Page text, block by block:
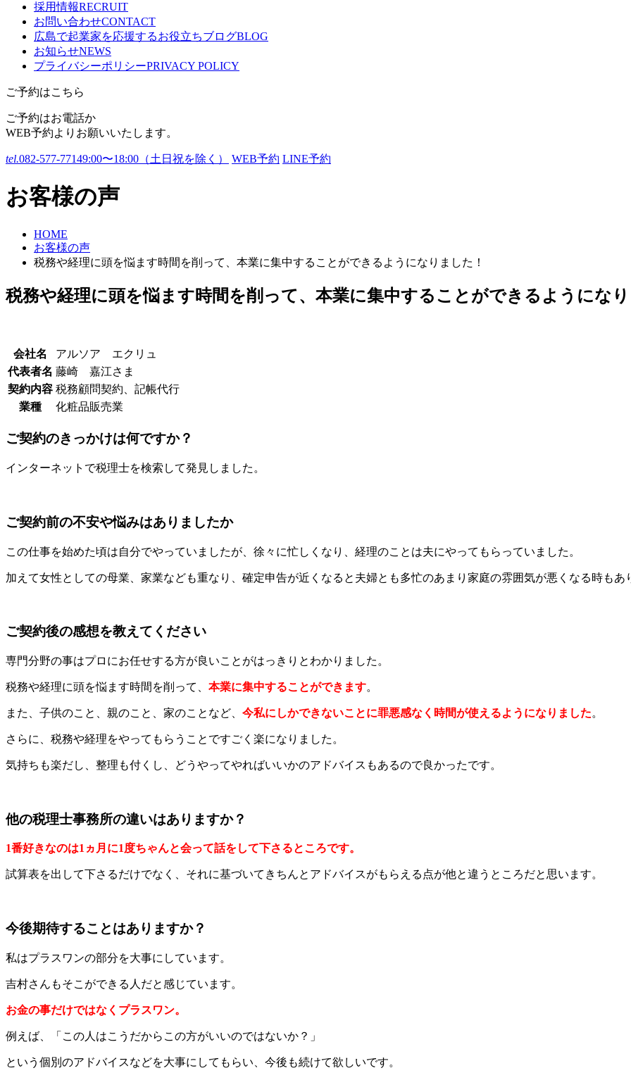
採用情報RECRUIT
お問い合わせCONTACT
広島で起業家を応援するお役立ちブログBLOG
お知らせNEWS
プライバシーポリシーPRIVACY POLICY
ご予約はこちら
ご予約はお電話か
WEB予約よりお願いいたします。
tel.082-577-77149:00〜18:00（土日祝を除く） WEB予約 LINE予約
お客様の声
HOME
お客様の声
税務や経理に頭を悩ます時間を削って、本業に集中することができるようになりました！
税務や経理に頭を悩ます時間を削って、本業に集中することができるようにな
会社名
アルソア エクリュ
代表者名 藤崎 嘉江さま
契約内容 税務顧問契約、記帳代行
業種
化粧品販売業
ご契約のきっかけは何ですか？
インターネットで税理士を検索して発見しました。
ご契約前の不安や悩みはありましたか
この仕事を始めた頃は自分でやっていましたが、徐々に忙しくなり、経理のことは夫にやってもらっていました。
加えて女性としての母業、家業なども重なり、確定申告が近くなると夫婦とも多忙のあまり家庭の雰囲気が悪くなる時もあ
ご契約後の感想を教えてください
専門分野の事はプロにお任せする方が良いことがはっきりとわかりました。
税務や経理に頭を悩ます時間を削って、 本業に集中することができます。
また、子供のこと、親のこと、家のことなど、 今私にしかできないことに罪悪感なく時間が使えるようになりました。
さらに、税務や経理をやってもらうことですごく楽になりました。
気持ちも楽だし、整理も付くし、どうやってやればいいかのアドバイスもあるので良かったです。
他の税理士事務所の違いはありますか？
1番好きなのは1ヵ月に1度ちゃんと会って話をして下さるところです。
試算表を出して下さるだけでなく、それに基づいてきちんとアドバイスがもらえる点が他と違うところだと思います。
今後期待することはありますか？
私はプラスワンの部分を大事にしています。
吉村さんもそこができる人だと感じています。
お金の事だけではなくプラスワン。
例えば、「この人はこうだからこの方がいいのではないか？」
という個別のアドバイスなどを大事にしてもらい、今後も続けて欲しいです。